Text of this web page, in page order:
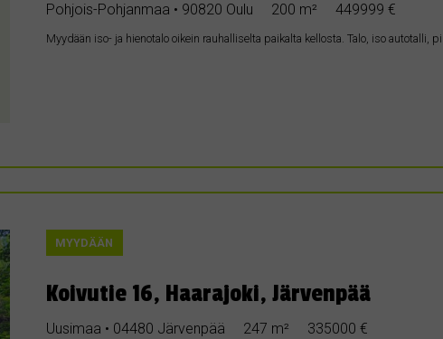
Pohjois-Pohjanmaa • 90820 Oulu 200 m² 449999 €
Myydään iso- ja hienotalo oikein rauhalliselta paikalta kellosta. Talo, iso
MYYDÄÄN
Koivutie 16, Haarajoki, Järvenpää
Uusimaa • 04480 Järvenpää 247 m² 335000 €